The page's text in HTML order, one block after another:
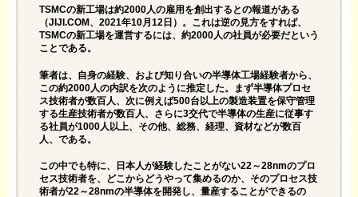
TSMCの新工場は約2000人の雇用を創出するとの報道がある
（JIJI.COM 、2021年10月12日）。これは逆の見方をすれば、
TSMCの新工場を運営するには、約2000人の社員が必要だという
ことである。
筆者は、自身の経験、および知り合いの半導体工場経験者から、
この約2000人の内訳を次のように推定した。まず半導体プロセ
ス技術者が数百人、次に例えば500台以上の製造装置を保守管理
する生産技術者が数百人、さらに3交代で半導体の生産に従事す
る社員が1000人以上、その他、総務、経理、資材などが数百
人、である。
この中でも特に、日本人が経験したことがない22～28nmのプロ
セス技術者を、どこからどうやって集めるのか、そのプロセス技
術者が22～28nmの半導体を開発し、量産することができるの